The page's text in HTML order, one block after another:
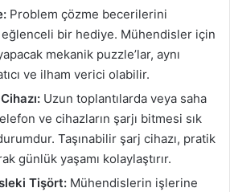
Problem çözme becerilerini
bir hediye. Mühendisler için
mekanik puzzle’lar, aynı
ve ilham verici olabilir.
Uzun toplantılarda veya saha
ve cihazların şarjı bitmesi sık
Taşınabilir şarj cihazı, pratik
günlük yaşamı kolaylaştırır.
Tişört: Mühendislerin işlerine